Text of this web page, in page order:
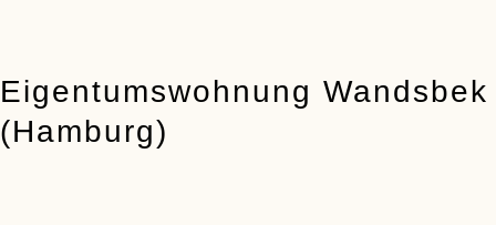
Eigentumswohnung Wandsbek
(Hamburg)